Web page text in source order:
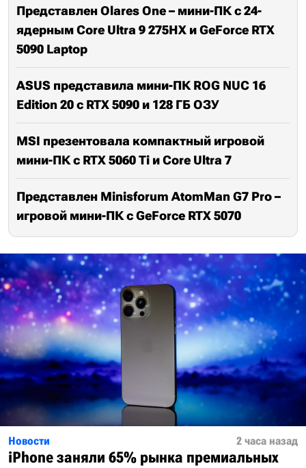
Представлен Olares One – мини-ПК c 24-
ядерным Core Ultra 9 275HX и GeForce RTX
5090 Laptop
ASUS представила мини-ПК ROG NUC 16
Edition 20 с RTX 5090 и 128 ГБ ОЗУ
MSI презентовала компактный игровой
мини-ПК с RTX 5060 Ti и Core Ultra 7
Представлен Minisforum AtomMan G7 Pro –
игровой мини-ПК с GeForce RTX 5070
Новости 2 часа назад
iPhone заняли 65% рынка премиальных